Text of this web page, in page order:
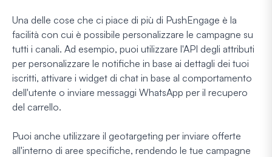
Una delle cose che ci piace di più di PushEngage è la
facilità con cui è possibile personalizzare le campagne su
tutti i canali. Ad esempio, puoi utilizzare l'API degli attributi
per personalizzare le notifiche in base ai dettagli dei tuoi
iscritti, attivare i widget di chat in base al comportamento
dell'utente o inviare messaggi WhatsApp per il recupero
del carrello.
Puoi anche utilizzare il geotargeting per inviare offerte
all'interno di aree specifiche, rendendo le tue campagne